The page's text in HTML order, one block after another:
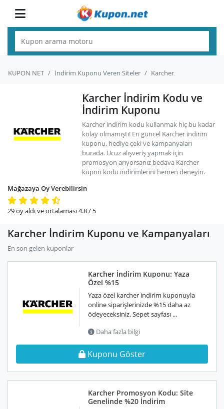
KUPON NET İndirim Kuponu Veren Siteler Karcher
Mağazaya Oy Verebilirsin
29oy aldı ve ortalaması4.8/ 5
Karcher İndirim Kodu ve
İndirim Kuponu
Karcher indirim kodu kullanmak hiç bu kadar
kolay olmamıştı! En güncel Karcher indirim
kuponu, hediye çeki ve kampanyaları
burada. Ucuz alışveriş yapmak için
promosyon arıyorsanız bedava Karcher
kupon kodu indirimlerini hemen deneyin.
Karcher İndirim Kuponu ve Kampanyaları
En son gelen kuponlar
Karcher İndirim Kuponu: Yaza
Özel %15
Yaza özel karcher indirim kuponuyla
online siparişlerinizde %15 daha az
ödeyeceksiniz. Sepet sayfası ...
Daha fazla bilgi
Kuponu Göster
Karcher Promosyon Kodu: Site
Genelinde %20 İndirim